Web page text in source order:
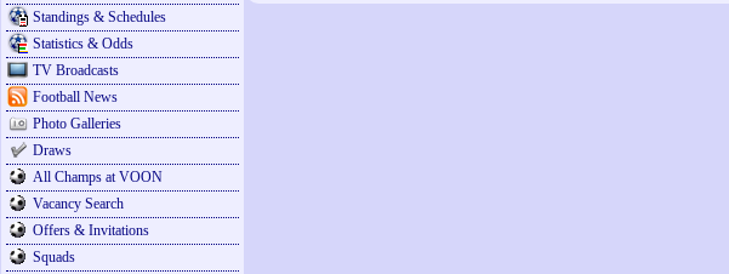
Standings & Schedules
Statistics & Odds
TV Broadcasts
Football News
Photo Galleries
Draws
All Champs at VOON
Vacancy Search
Offers & Invitations
Squads